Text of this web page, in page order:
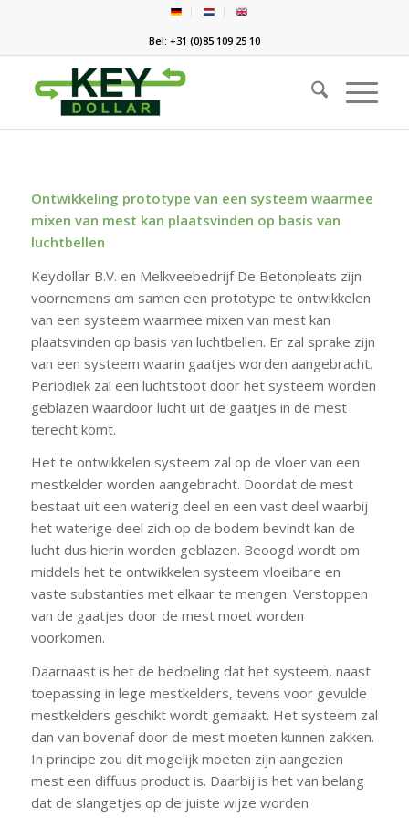
Bel: +31 (0)85 109 25 10
Ontwikkeling prototype van een systeem waarmee
mixen van mest kan plaatsvinden op basis van
luchtbellen
Keydollar B.V. en Melkveebedrijf De Betonpleats zijn
voornemens om samen een prototype te ontwikkelen
van een systeem waarmee mixen van mest kan
plaatsvinden op basis van luchtbellen. Er zal sprake zijn
van een systeem waarin gaatjes worden aangebracht.
Periodiek zal een luchtstoot door het systeem worden
geblazen waardoor lucht uit de gaatjes in de mest
terecht komt.
Het te ontwikkelen systeem zal op de vloer van een
mestkelder worden aangebracht. Doordat de mest
bestaat uit een waterig deel en een vast deel waarbij
het waterige deel zich op de bodem bevindt kan de
lucht dus hierin worden geblazen. Beoogd wordt om
middels het te ontwikkelen systeem vloeibare en
vaste substanties met elkaar te mengen. Verstoppen
van de gaatjes door de mest moet worden
voorkomen.
Daarnaast is het de bedoeling dat het systeem, naast
toepassing in lege mestkelders, tevens voor gevulde
mestkelders geschikt wordt gemaakt. Het systeem zal
dan van bovenaf door de mest moeten kunnen zakken.
In principe zou dit mogelijk moeten zijn aangezien
mest een diffuus product is. Daarbij is het van belang
dat de slangetjes op de juiste wijze worden